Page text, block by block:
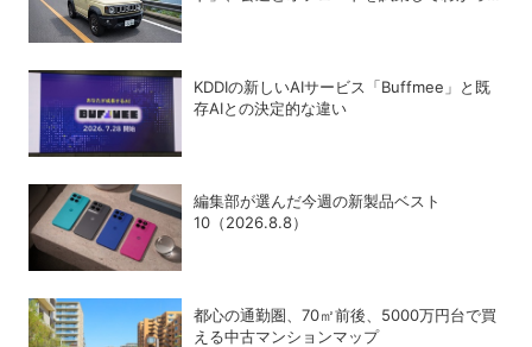
KDDIの新しいAIサービス「Buffmee」と既
存AIとの決定的な違い
編集部が選んだ今週の新製品ベスト
10（2026.8.8）
都心の通勤圏、70㎡前後、5000万円台で買
える中古マンションマップ